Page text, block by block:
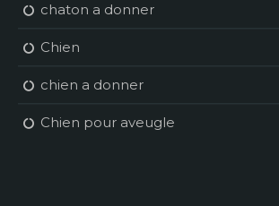
chaton a donner
Chien
chien a donner
Chien pour aveugle